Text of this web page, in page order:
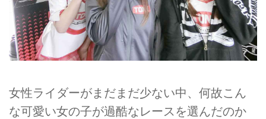
女性ライダーがまだまだ少ない中、何故こん
な可愛い女の子が過酷なレースを選んだのか